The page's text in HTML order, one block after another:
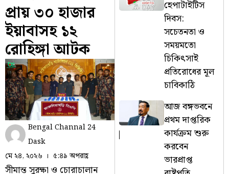
প্রায় ৩০ হাজার
ইয়াবাসহ ১২
রোহিঙ্গা আটক
Bengal Channal 24
Dask
মে ২৪, ২০২৬
৫:৪৯ অপরাহ্ণ
সীমান্ত সুরক্ষা ও চোরাচালান
হেপাটাইটিস
দিবস:
সচেতনতা ও
সময়মতো
চিকিৎসাই
প্রতিরোধের মূল
চাবিকাঠি
আজ বঙ্গভবনে
প্রথম দাপ্তরিক
কার্যক্রম শুরু
করবেন
ভারপ্রাপ্ত